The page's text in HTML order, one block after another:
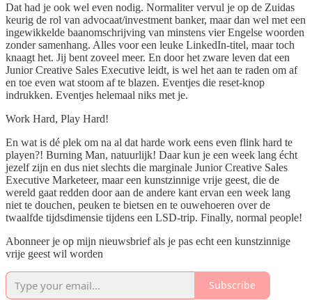
Dat had je ook wel even nodig. Normaliter vervul je op de Zuidas
keurig de rol van advocaat/investment banker, maar dan wel met een
ingewikkelde baanomschrijving van minstens vier Engelse woorden
zonder samenhang. Alles voor een leuke LinkedIn-titel, maar toch
knaagt het. Jij bent zoveel meer. En door het zware leven dat een
Junior Creative Sales Executive leidt, is wel het aan te raden om af
en toe even wat stoom af te blazen. Eventjes die reset-knop
indrukken. Eventjes helemaal niks met je.
Work Hard, Play Hard!
En wat is dé plek om na al dat harde work eens even flink hard te
playen?! Burning Man, natuurlijk! Daar kun je een week lang écht
jezelf zijn en dus niet slechts die marginale Junior Creative Sales
Executive Marketeer, maar een kunstzinnige vrije geest, die de
wereld gaat redden door aan de andere kant ervan een week lang
niet te douchen, peuken te bietsen en te ouwehoeren over de
twaalfde tijdsdimensie tijdens een LSD-trip. Finally, normal people!
Abonneer je op mijn nieuwsbrief als je pas echt een kunstzinnige
vrije geest wil worden
Subscribe